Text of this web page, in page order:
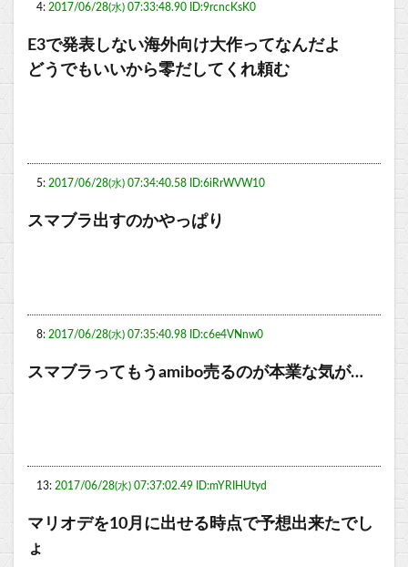
4: 2017/06/28(水) 07:33:48.90 ID:9rcncKsK0
E3で発表しない海外向け大作ってなんだよ
どうでもいいから零だしてくれ頼む
5: 2017/06/28(水) 07:34:40.58 ID:6iRrWVW10
スマブラ出すのかやっぱり
8: 2017/06/28(水) 07:35:40.98 ID:c6e4VNnw0
スマブラってもうamibo売るのが本業な気が…
13: 2017/06/28(水) 07:37:02.49 ID:mYRIHUtyd
マリオデを10月に出せる時点で予想出来たでし
ょ